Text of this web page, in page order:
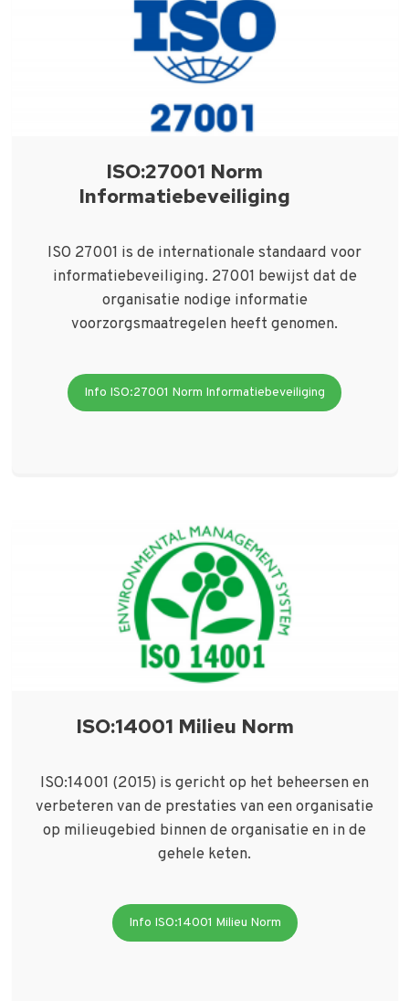
ISO:27001 Norm
Informatiebeveiliging
ISO 27001 is de internationale standaard voor
informatiebeveiliging. 27001 bewijst dat de
organisatie nodige informatie
voorzorgsmaatregelen heeft genomen.
Info ISO:27001 Norm Informatiebeveiliging
ISO:14001 Milieu Norm
ISO:14001 (2015) is gericht op het beheersen en
verbeteren van de prestaties van een organisatie
op milieugebied binnen de organisatie en in de
gehele keten.
Info ISO:14001 Milieu Norm